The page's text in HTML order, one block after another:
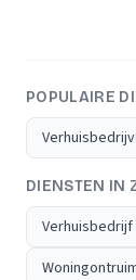
POPULAIRE
DIENSTEN IN